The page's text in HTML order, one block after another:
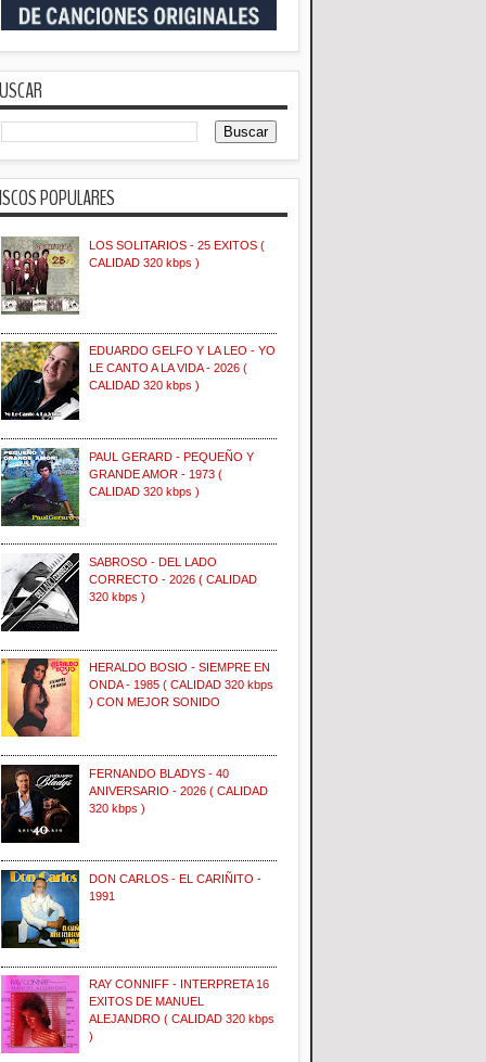
POPULARES
LOS SOLITARIOS - 25 EXITOS (
CALIDAD 320 kbps )
EDUARDO GELFO Y LA LEO - YO
LE CANTO A LA VIDA - 2026 (
CALIDAD 320 kbps )
PAUL GERARD - PEQUEÑO Y
GRANDE AMOR - 1973 (
CALIDAD 320 kbps )
SABROSO - DEL LADO
CORRECTO - 2026 ( CALIDAD
320 kbps )
HERALDO BOSIO - SIEMPRE EN
ONDA - 1985 ( CALIDAD 320 kbps
) CON MEJOR SONIDO
FERNANDO BLADYS - 40
ANIVERSARIO - 2026 ( CALIDAD
320 kbps )
DON CARLOS - EL CARIÑITO -
1991
RAY CONNIFF - INTERPRETA 16
EXITOS DE MANUEL
ALEJANDRO ( CALIDAD 320 kbps
)